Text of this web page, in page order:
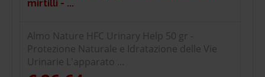
mirtilli - ...
Almo Nature HFC Urinary Help 50 gr -
Protezione Naturale e Idratazione delle Vie
Urinarie L'apparato ...